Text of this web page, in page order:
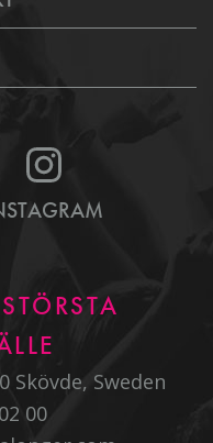
Skövde, Sweden
00